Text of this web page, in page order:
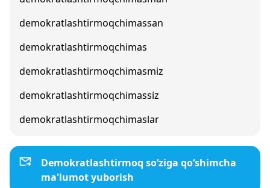
demokratlashtirmoqchimassan
demokratlashtirmoqchimas
demokratlashtirmoqchimasmiz
demokratlashtirmoqchimassiz
demokratlashtirmoqchimaslar
Demokratlashtirmoq so‘ziga qo‘shimcha
ma'lumot yuborish